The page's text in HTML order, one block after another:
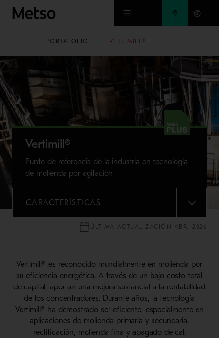
Ir al contenido principal
HOME
PORTAFOLIO VERTIMILL®
Vertimill®
Punto de referencia de la industria en tecnología
de molienda por agitación
CARACTERÍSTICAS
MENU
ÚLTIMA ACTUALIZACIÓN ABR. 2026
Vertimill® es reconocido mundialmente en molienda por
su eficiencia energética. A través de un bajo costo total
de capital, aportan una mejora sustancial a la rentabilidad
de los concentradores. Durante años, la tecnología
Vertimill® ha demostrado ser eficiente, especialmente en
aplicaciones de molienda primaria y secundaria,
rectificación, molienda fina y apagado de cal.